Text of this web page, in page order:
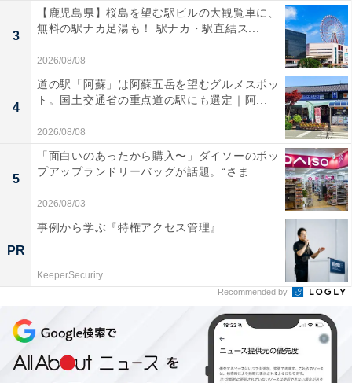
「野天風呂 湯の郷」には以下のような口コミが寄せられ
ています。
サウナは熱の入り方がちょうどよく無理なくととの
露天風呂が充実しており、サウナ後のととのいスペ
ースが最高でした
スタッフの接客が明るく丁寧で、食事処のメニュー
も豊富かつ美味しいため、単なる入浴施設以上のリ
ラックス体験ができる場所として高く評価されてい
ます。
3
【鹿児島県】桜島を望む駅ビルの大観覧車に、
無料の駅ナカ足湯も！ 駅ナカ・駅直結ス...
2026/08/08
4
道の駅「阿蘇」は阿蘇五岳を望むグルメスポッ
ト。国土交通省の重点道の駅にも選定｜阿...
2026/08/08
5
「面白いのあったから購入〜」ダイソーのポッ
プアップランドリーバッグが話題。“さま...
2026/08/03
PR
事例から学ぶ『特権アクセス管理』
KeeperSecurity
Recommended by